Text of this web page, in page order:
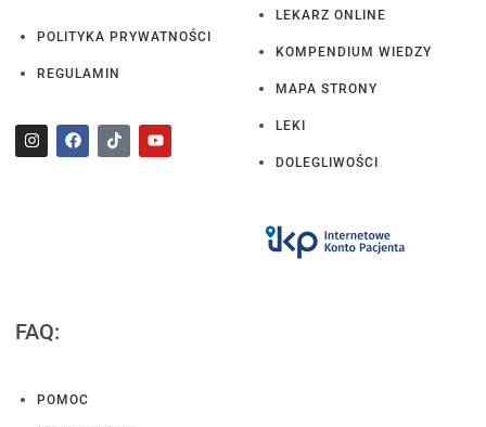
POLITYKA PRYWATNOŚCI
REGULAMIN
LEKARZ ONLINE
KOMPENDIUM WIEDZY
MAPA STRONY
LEKI
DOLEGLIWOŚCI
FAQ:
POMOC